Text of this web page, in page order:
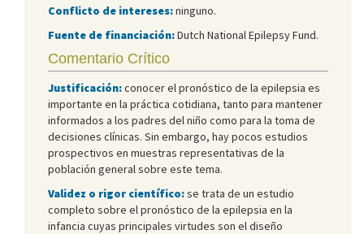
Conflicto de intereses:ninguno.
Fuente de financiación:Dutch National Epilepsy Fund.
Comentario Crítico
Justificación:conocer el pronóstico de la epilepsia es
importante en la práctica cotidiana, tanto para mantener
informados a los padres del niño como para la toma de
decisiones clínicas. Sin embargo, hay pocos estudios
prospectivos en muestras representativas de la
población general sobre este tema.
Validez o rigor científico:se trata de un estudio
completo sobre el pronóstico de la epilepsia en la
infancia cuyas principales virtudes son el diseño